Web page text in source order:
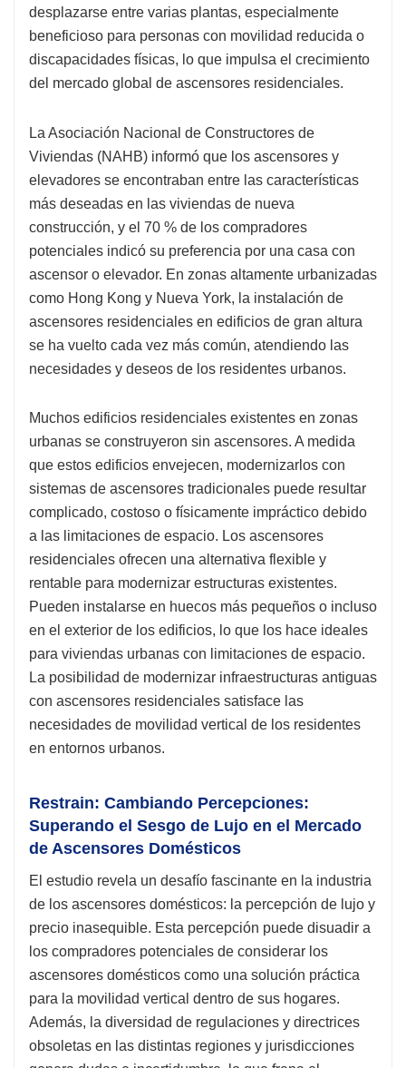
desplazarse entre varias plantas, especialmente
beneficioso para personas con movilidad reducida o
discapacidades físicas, lo que impulsa el crecimiento
del mercado global de ascensores residenciales.
La Asociación Nacional de Constructores de
Viviendas (NAHB) informó que los ascensores y
elevadores se encontraban entre las características
más deseadas en las viviendas de nueva
construcción, y el 70 % de los compradores
potenciales indicó su preferencia por una casa con
ascensor o elevador. En zonas altamente urbanizadas
como Hong Kong y Nueva York, la instalación de
ascensores residenciales en edificios de gran altura
se ha vuelto cada vez más común, atendiendo las
necesidades y deseos de los residentes urbanos.
Muchos edificios residenciales existentes en zonas
urbanas se construyeron sin ascensores. A medida
que estos edificios envejecen, modernizarlos con
sistemas de ascensores tradicionales puede resultar
complicado, costoso o físicamente impráctico debido
a las limitaciones de espacio. Los ascensores
residenciales ofrecen una alternativa flexible y
rentable para modernizar estructuras existentes.
Pueden instalarse en huecos más pequeños o incluso
en el exterior de los edificios, lo que los hace ideales
para viviendas urbanas con limitaciones de espacio.
La posibilidad de modernizar infraestructuras antiguas
con ascensores residenciales satisface las
necesidades de movilidad vertical de los residentes
en entornos urbanos.
Restrain: Cambiando Percepciones:
Superando el Sesgo de Lujo en el Mercado
de Ascensores Domésticos
El estudio revela un desafío fascinante en la industria
de los ascensores domésticos: la percepción de lujo y
precio inasequible. Esta percepción puede disuadir a
los compradores potenciales de considerar los
ascensores domésticos como una solución práctica
para la movilidad vertical dentro de sus hogares.
Además, la diversidad de regulaciones y directrices
obsoletas en las distintas regiones y jurisdicciones